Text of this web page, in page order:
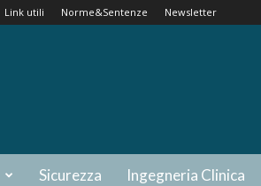
Link utili Norme&Sentenze Newsletter
Sicurezza Ingegneria Clinica